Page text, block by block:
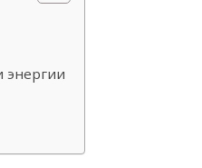
энергии